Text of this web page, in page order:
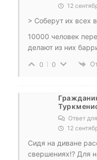
12
> Соберут их всех
10000 человек
делают из них
0 0
Ответ для
12
Сидя на диване
свершениях!? Для